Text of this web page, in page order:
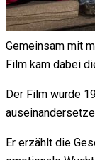
Gemeinsam mit
Film kam dabei
Der Film wurde
Er erzählt die